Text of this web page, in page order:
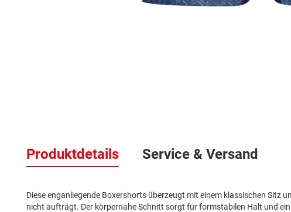
der
Bildergalerie
Produktdetails
Diese enganliegende Boxershorts überzeugt mit einem klassischen Sitz
nicht aufträgt. Der körpernahe Schnitt sorgt für formstabilen Halt und
Service & Versand